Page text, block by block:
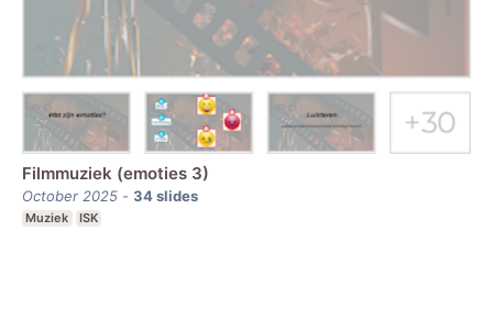
Filmmuziek (emoties 3)
October 2025 - 34slides
Muziek ISK